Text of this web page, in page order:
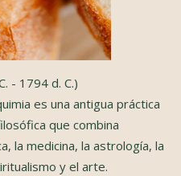
- 1794 d. C.)
es una antigua práctica
que combina
la medicina, la astrología, la
y el arte.